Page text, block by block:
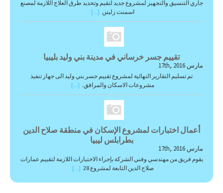
جاري التنسيق والتجهيز لمشروع جديد لتقيم وتحديد طرق العلاج اللازمة لمصنع
اسمنت زليتن [...]
تقييم جسر خرساني في مدينة بني وليد بليبيا
مارس 17th, 2016
تم تسليم التقارير النهائية لمشروع تقييم جسر بني وليد الى جهاز تنفيذ
مشروعات الاسكان والمرافق. [...]
أعمال اختبارات لمشروع الإسكان في منطقة صلاح الدين
بطرابلس ليبيا
مارس 17th, 2016
يقوم فريق من مهندسي وفني الشركة بإجراء الاختبارات اللازمة لتقييم عمارات
صلاح الدين التابعة لمشروع 28
[...]